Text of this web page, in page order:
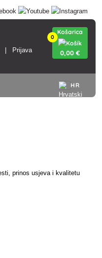
Prijava
0
Košarica
0,00 €
HR
prinos usjeva i kvalitetu